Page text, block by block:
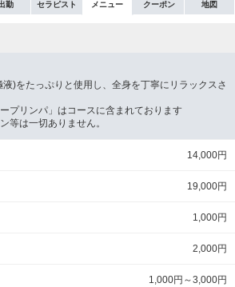
勤 セラピスト メニュー クーポン 地図
)をたっぷりと使用し、全身を丁寧にリラックスさ
プリンパ」はコースに含まれております
等は一切ありません。
14,000円
19,000円
1,000円
2,000円
1,000円～3,000円